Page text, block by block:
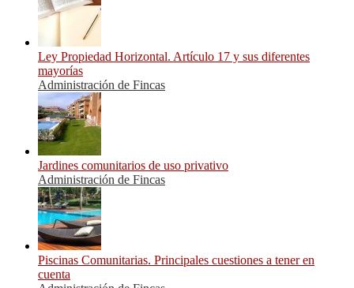
Ley Propiedad Horizontal. Artículo 17 y sus diferentes
mayorías
Administración de Fincas
Jardines comunitarios de uso privativo
Administración de Fincas
Piscinas Comunitarias. Principales cuestiones a tener en
cuenta